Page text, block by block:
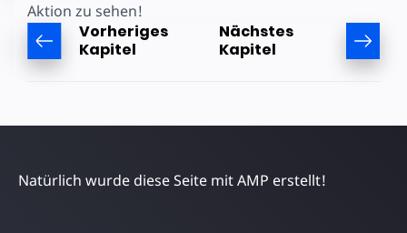
Aktion zu sehen!
Vorheriges
Kapitel
Nächstes
Kapitel
Natürlich wurde diese Seite mit AMP erstellt!